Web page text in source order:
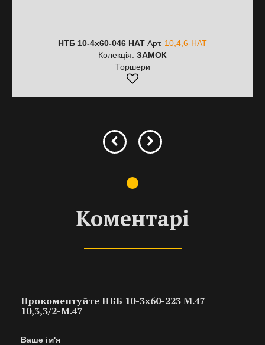
НТБ 10-4х60-046 HAT Арт. 10,4,6-HAT
Колекція: ЗАМОК
Торшери
Коментарі
Прокоментуйте НББ 10-3х60-223 M.47
10,3,3/2-M.47
Ваше ім'я